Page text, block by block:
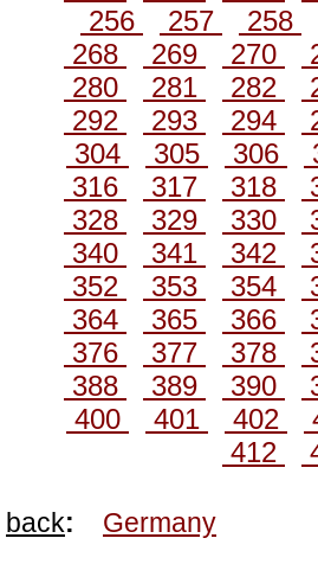
256
257
258
268
269 270
280
281 282
292
293 294
304
305 306
316
317 318
328
329 330
340
341 342
352
353 354
364
365 366
376
377 378
388
389 390
400
401 402
412
back: Germany